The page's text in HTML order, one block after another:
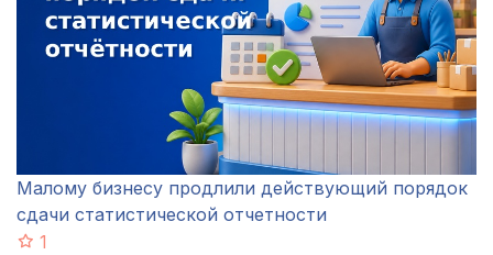
Малому бизнесу продлили действующий порядок
сдачи статистической отчетности
1